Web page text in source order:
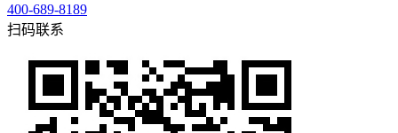
400-689-8189
扫码联系